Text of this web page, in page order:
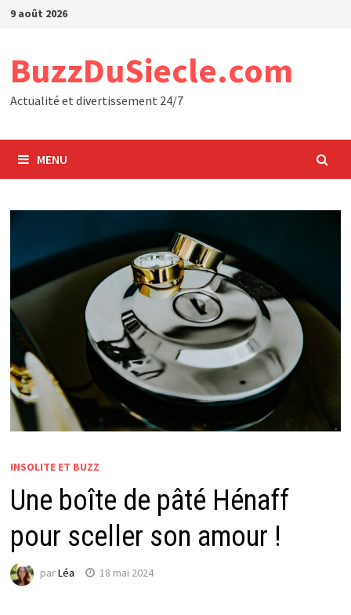
Passer
9 août 2026
BuzzDuSiecle.com
Actualité et divertissement 24/7
MENU
INSOLITE ET BUZZ
Une boîte de pâté Hénaff
pour sceller son amour !
parLéa 18 mai 2024